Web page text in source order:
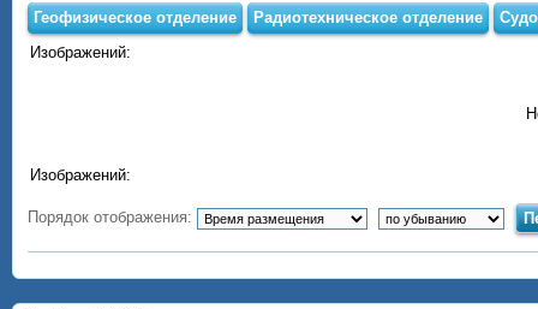
Геофизическое отделение Радиотехническое отделение
Изображений:
Изображений:
Порядок отображения: